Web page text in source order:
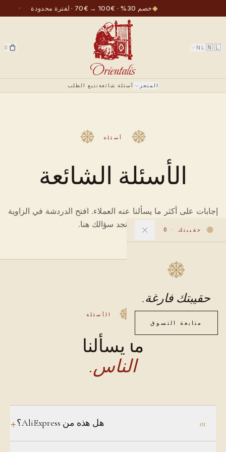
◆خصم 30% · €100 → €70 · لفترة محدودة
🇳🇱
NL
0
المتجر أسئلة شائعةتتبع الطلب
حقيبتك ·
0
حقيبتك فارغة.
متابعة التسوق
أسئلة
الأسئلة الشائعة
إجابات على أكثر ما يسألنا عنه العملاء. افتح الدردشة في الزاوية
إذا لم تجد سؤالك هنا.
الأسئلة
ما يسألنا
الناس.
01 هل هذه من AliExpress؟ +